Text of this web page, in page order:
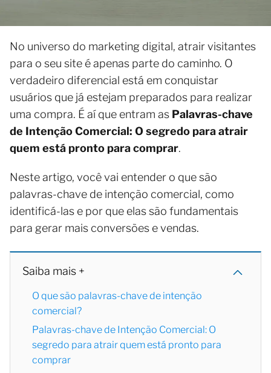
No universo do marketing digital, atrair visitantes
para o seu site é apenas parte do caminho. O
verdadeiro diferencial está em conquistar
usuários que já estejam preparados para realizar
uma compra. É aí que entram as Palavras-chave
de Intenção Comercial: O segredo para atrair
quem está pronto para comprar.
Neste artigo, você vai entender o que são
palavras-chave de intenção comercial, como
identificá-las e por que elas são fundamentais
para gerar mais conversões e vendas.
Saiba mais +
O que são palavras-chave de intenção
comercial?
Palavras-chave de Intenção Comercial: O
segredo para atrair quem está pronto para
comprar